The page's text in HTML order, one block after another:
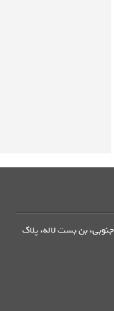
بن بست لاله، پلاک